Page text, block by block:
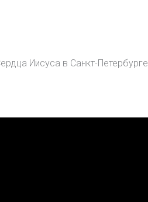
Иисуса в Санкт-